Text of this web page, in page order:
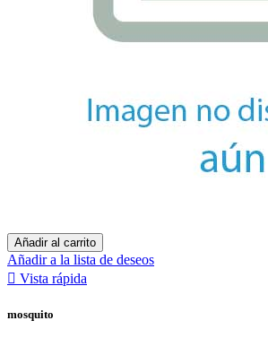
Añadir al carrito
Añadir a la lista de deseos
 Vista rápida
mosquito